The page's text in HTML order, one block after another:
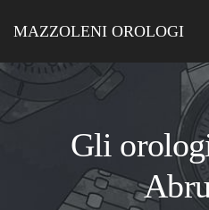
MAZZOLENI OROLOGI
Gli